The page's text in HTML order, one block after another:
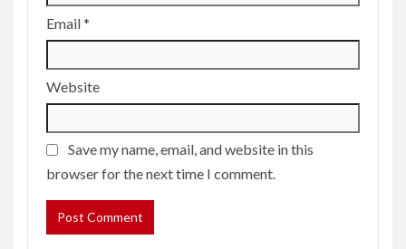
Email*
Website
Save my name, email, and website in this
browser for the next time I comment.